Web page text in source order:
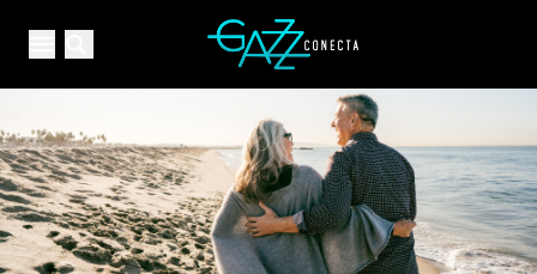
Open main menuYour Company